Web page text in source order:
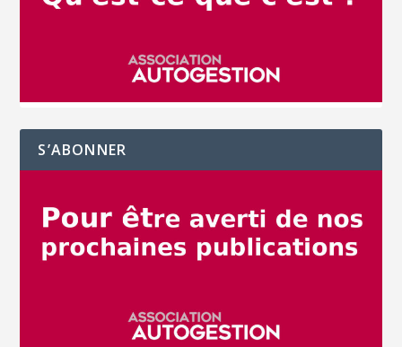
S’ABONNER